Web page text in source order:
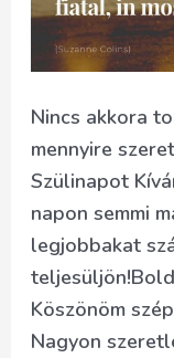
Nincs akkora
mennyire
Szülinapot
napon semmi
legjobbakat
Köszönöm
Nagyon